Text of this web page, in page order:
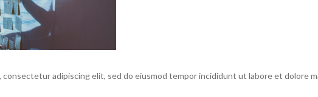
adipiscing elit, sed do eiusmod tempor incididunt ut labore et dolore